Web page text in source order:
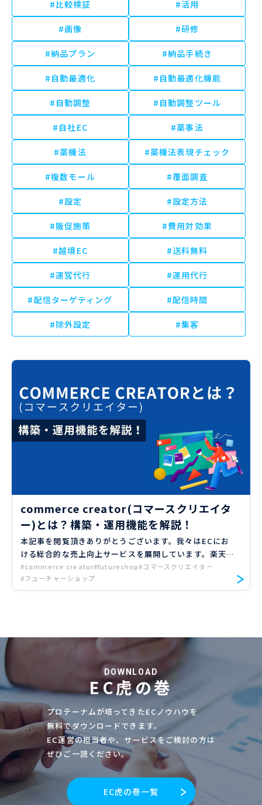
#比較検証 #活用
#画像 #研修
#納品プラン #納品手続き
#自動最適化 #自動最適化機能
#自動調整 #自動調整ツール
#自社EC #薬事法
#薬機法 #薬機法表現チェック
#複数モール #覆面調査
#設定 #設定方法
#販促施策 #費用対効果
#越境EC #送料無料
#運営代行 #運用代行
#配信ターゲティング #配信時間
#除外設定 #集客
commerce creator(コマースクリエイタ
ー)とは？構築・運用機能を解説！
本記事を閲覧頂きありがとうございます。我々はECにお
ける総合的な売上向上サービスを展開しています。楽天、
Amazon、Yahoo!ショッピングの大手ECモールや自社サ
イトのご支援実績のもと、EC売上向上のノウハウをお届
け […]
#commerce creator#futureshop#コマースクリエイター
#フューチャーショップ
DOWNLOAD
EC虎の巻
プロテーナムが培ってきたECノウハウを
無料でダウンロードできます。
EC運営の担当者や、サービスをご検討の方は
ぜひご一読ください。
EC虎の巻一覧